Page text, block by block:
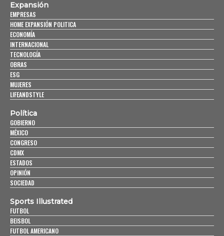
Expansión
EMPRESAS
HOME EXPANSIÓN POLITICA
ECONOMÍA
INTERNACIONAL
TECNOLOGÍA
OBRAS
ESG
MUJERES
LIFEANDSTYLE
Política
GOBIERNO
MÉXICO
CONGRESO
CDMX
ESTADOS
OPINIÓN
SOCIEDAD
Sports Illustrated
FUTBOL
BEISBOL
FUTBOL AMERICANO